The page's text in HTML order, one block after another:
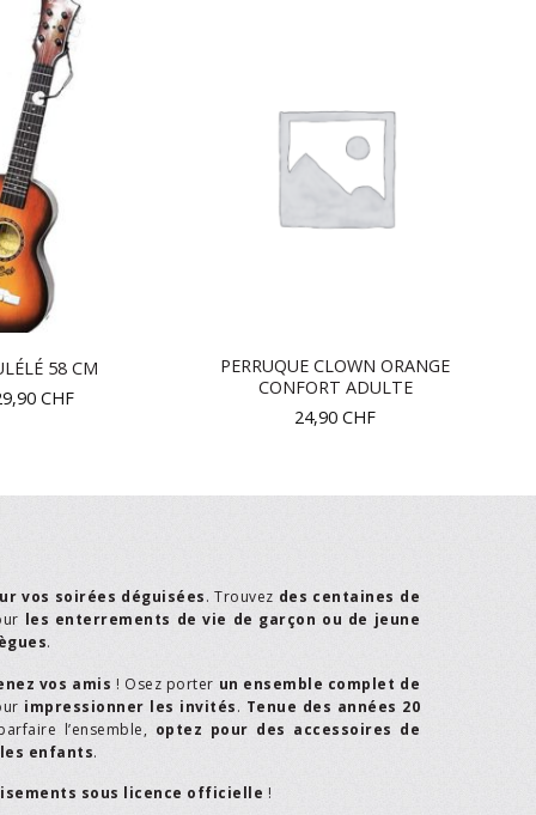
58 CM
CHF
PERRUQUE CLOWN ORANGE
CONFORT ADULTE
24,90 CHF
vos soirées déguisées. Trouvez des centaines de
les enterrements de vie de garçon ou de jeune
.
vos amis ! Osez porter un ensemble complet de
impressionner les invités. Tenue des années 20
l’ensemble, optez pour des accessoires de
les enfants.
sous licence officielle !